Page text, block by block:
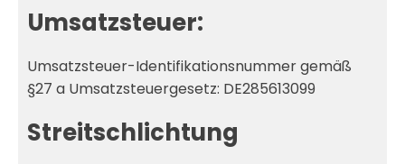
Umsatzsteuer:
Umsatzsteuer-Identifikationsnummer gemäß
§27 a Umsatzsteuergesetz: DE285613099
Streitschlichtung